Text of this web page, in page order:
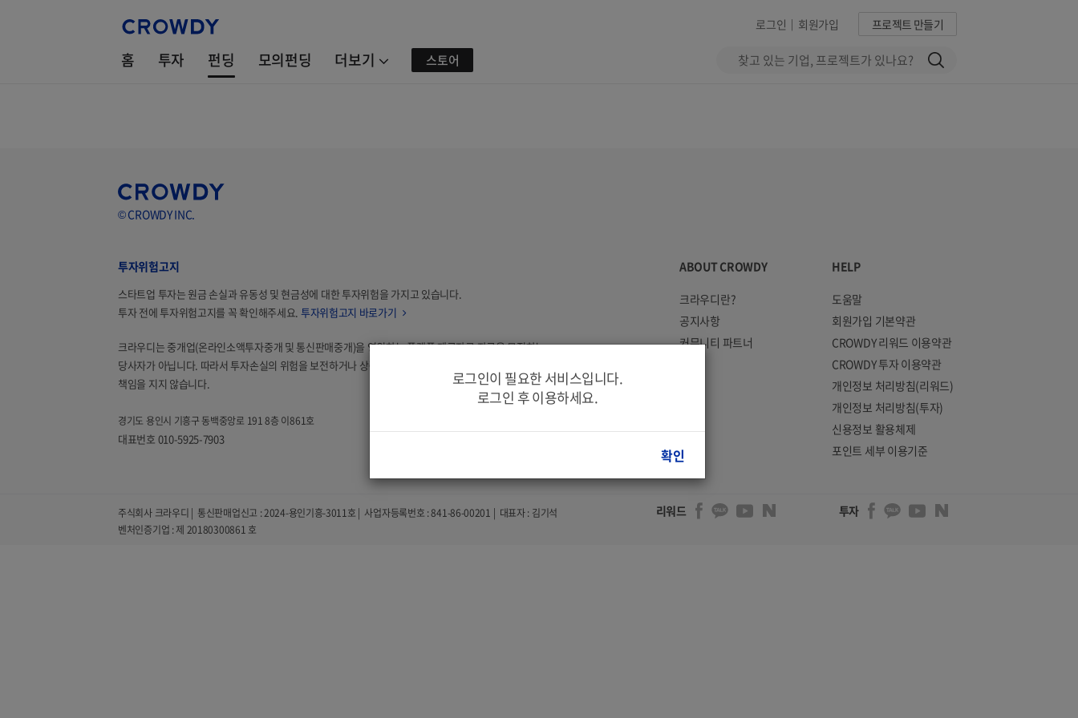
로그인이 필요한 서비스입니다.
로그인 후 이용하세요.
확인
프로젝트 만들기
회원가입
|
로그인
홈 투자 펀딩 모의펀딩 더보기 스토어
© CROWDY INC.
ABOUT CROWDY
크라우디란?
공지사항
커뮤니티 파트너
HELP
도움말
회원가입 기본약관
CROWDY 리워드 이용약관
CROWDY 투자 이용약관
개인정보 처리방침(리워드)
개인정보 처리방침(투자)
신용정보 활용체제
포인트 세부 이용기준
투자위험고지
스타트업 투자는 원금 손실과 유동성 및 현금성에 대한 투자위험을 가지고 있습니다.
투자 전에 투자위험고지를 꼭 확인해주세요. 투자위험고지 바로가기
크라우디는 중개업(온라인소액투자중개 및 통신판매중개)을 영위하는 플랫폼 제공자로 자금을 모집하는
당사자가 아닙니다. 따라서 투자손실의 위험을 보전하거나 상품 제공을 보장해 드리지 않으며 이에 대한 법적인
책임을 지지 않습니다.
경기도 용인시 기흥구 동백중앙로 191 8층 이861호
대표번호 010-5925-7903
리워드 투자
주식회사 크라우디 | 통신판매업신고 : 2024-용인기흥-3011호 | 사업자등록번호 : 841-86-00201 | 대표자 : 김기석
벤처인증기업 : 제 20180300861 호